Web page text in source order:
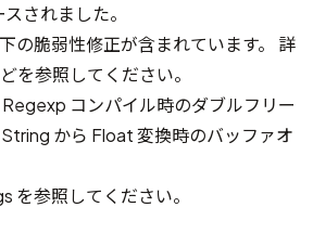
されました。
の脆弱性修正が含まれています。 詳
を参照してください。
コンパイル時のダブルフリー
から Float 変換時のバッファオ
を参照してください。